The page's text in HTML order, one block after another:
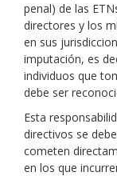
penal) de las
directores y los
en sus
imputación, es
individuos que
debe ser
Esta
directivos se
cometen
en los que